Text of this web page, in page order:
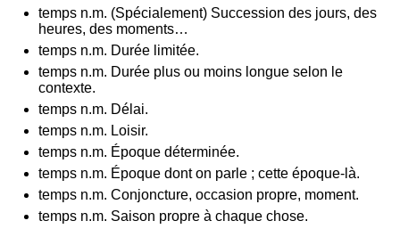
temps n.m. (Spécialement) Succession des jours, des
heures, des moments…
temps n.m. Durée limitée.
temps n.m. Durée plus ou moins longue selon le
contexte.
temps n.m. Délai.
temps n.m. Loisir.
temps n.m. Époque déterminée.
temps n.m. Époque dont on parle ; cette époque-là.
temps n.m. Conjoncture, occasion propre, moment.
temps n.m. Saison propre à chaque chose.